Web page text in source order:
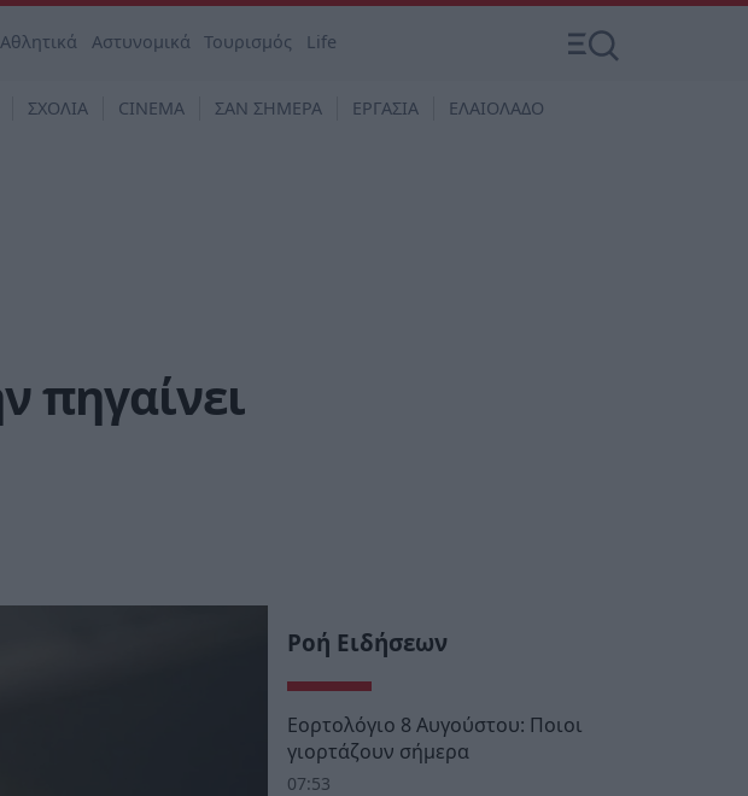
Αθλητικά Αστυνομικά Τουρισμός Life
ΣΧΟΛΙΑ CINEMA ΣΑΝ ΣΗΜΕΡΑ ΕΡΓΑΣΙΑ ΕΛΑΙΟΛΑΔΟ
πηγαίνει
Ροή Ειδήσεων
Εορτολόγιο 8 Αυγούστου: Ποιοι
γιορτάζουν σήμερα
07:53